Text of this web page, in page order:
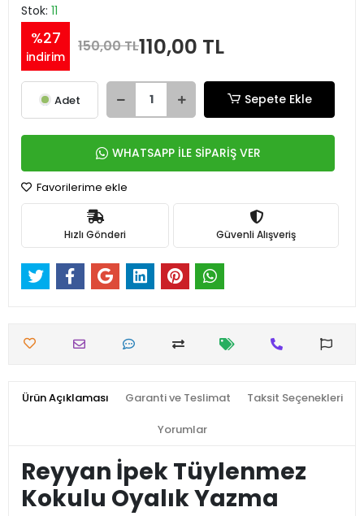
Stok: 11
%27
indirim
150,00 TL110,00 TL
Adet Sepete Ekle
WHATSAPP İLE SİPARİŞ VER
Favorilerime ekle
Hızlı Gönderi Güvenli Alışveriş
Ürün Açıklaması Garanti ve Teslimat Taksit Seçenekleri
Yorumlar
Reyyan İpek Tüylenmez
Kokulu Oyalık Yazma